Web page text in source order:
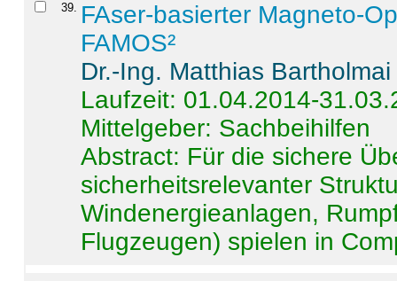
39. FAser-basierter Magneto-
FAMOS²
Dr.-Ing. Matthias Bartholmai
Laufzeit: 01.04.2014-
Mittelgeber: Sachbeihilfen
Abstract: Für die sichere
sicherheitsrelevanter
Windenergieanlagen,
Flugzeugen) spielen in